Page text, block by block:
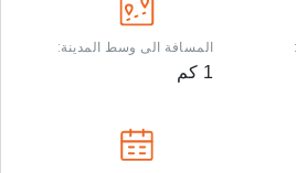
المسافة الى وسط المدينة:
1 كم